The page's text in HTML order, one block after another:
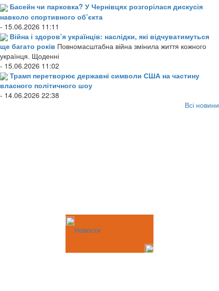
Басейн чи парковка? У Чернівцях розгорілася дискусія
навколо спортивного об’єкта
- 15.06.2026 11:11
Війна і здоров’я українців: наслідки, які відчуватимуться
ще багато років Повномасштабна війна змінила життя кожного
українця. Щоденні
- 15.06.2026 11:02
Трамп перетворює державні символи США на частину
власного політичного шоу
- 14.06.2026 22:38
Всі новини
Новости